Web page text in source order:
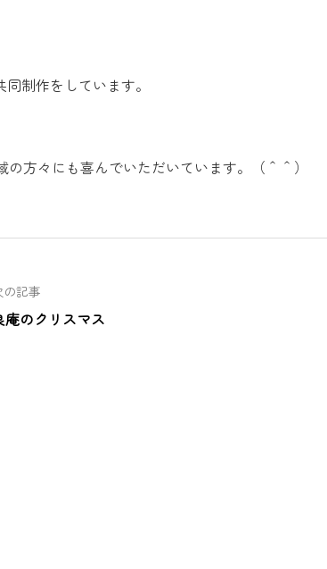
制作をしています。
方々にも喜んでいただいています。（＾＾）
の記事
庵のクリスマス